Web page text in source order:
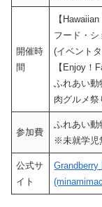
開催時
間
【Hawaiian
フード・シ
(イベント
【Enjoy！
ふれあい動
肉グルメ祭
参加費
ふれあい動
※未就学児
公式サ
イト